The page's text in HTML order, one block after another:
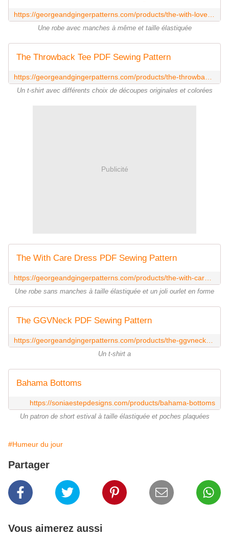
Une robe avec manches à même et taille élastiquée
The Throwback Tee PDF Sewing Pattern
Un t-shirt avec différents choix de découpes originales et colorées
Publicité
The With Care Dress PDF Sewing Pattern
Une robe sans manches à taille élastiquée et un joli ourlet en forme
The GGVNeck PDF Sewing Pattern
Un t-shirt a
Bahama Bottoms
https://soniaestepdesigns.com/products/bahama-bottoms
Un patron de short estival à taille élastiquée et poches plaquées
#Humeur du jour
Partager
Vous aimerez aussi